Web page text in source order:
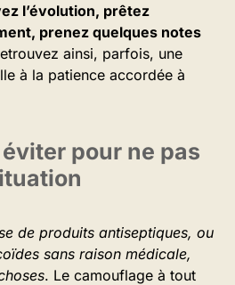
l’évolution, prêtez
prenez quelques notes
ainsi, parfois, une
à la patience accordée à
pour ne pas
de produits antiseptiques, ou
sans raison médicale,
. Le camouflage à tout